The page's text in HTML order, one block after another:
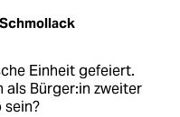
Einheit gefeiert.
als Bür­ge­r:in zweiter
sein?